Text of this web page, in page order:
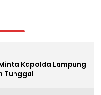
Kapolda Lampung
Tunggal